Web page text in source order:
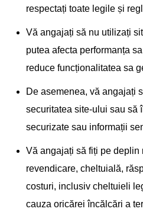
respectați toate legile și
Vă angajați să nu utilizați
putea afecta performanța
reduce funcționalitatea sa
De asemenea, vă angajați
securitatea site-ului sau să
securizate sau informații
Vă angajați să fiți pe
revendicare, cheltuială,
costuri, inclusiv cheltuieli
cauza oricărei încălcări a